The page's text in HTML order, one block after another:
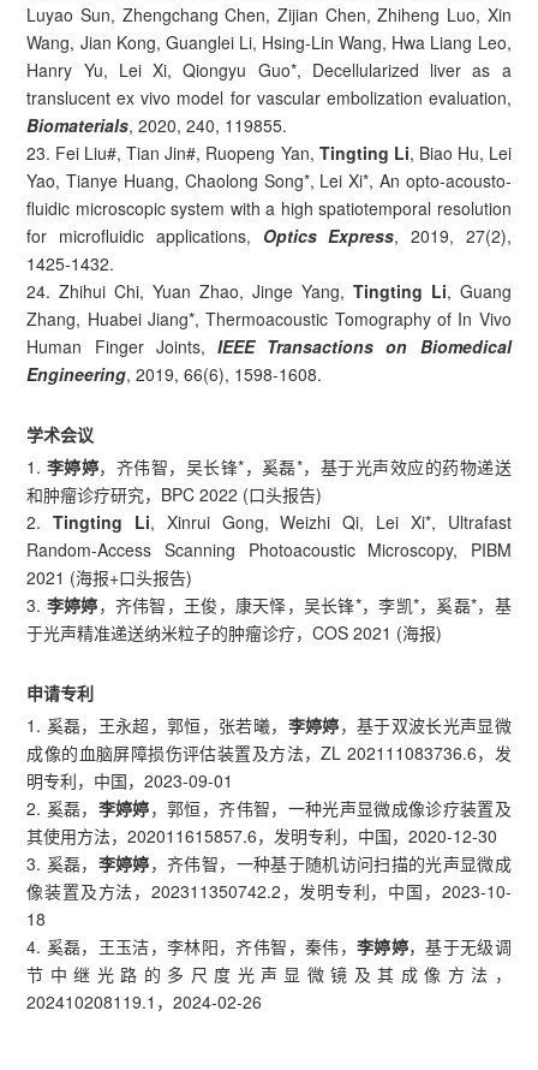
Luyao Sun, Zhengchang Chen, Zijian Chen, Zhiheng Luo, Xin
Wang, Jian Kong, Guanglei Li, Hsing-Lin Wang, Hwa Liang Leo,
Hanry Yu, Lei Xi, Qiongyu Guo*, Decellularized liver as a
translucent ex vivo model for vascular embolization evaluation,
Biomaterials, 2020, 240, 119855.
23. Fei Liu#, Tian Jin#, Ruopeng Yan, Tingting Li, Biao Hu, Lei
Yao, Tianye Huang, Chaolong Song*, Lei Xi*, An opto-acousto-
fluidic microscopic system with a high spatiotemporal resolution
for microfluidic applications, Optics Express, 2019, 27(2),
1425-1432.
24. Zhihui Chi, Yuan Zhao, Jinge Yang, Tingting Li, Guang
Zhang, Huabei Jiang*, Thermoacoustic Tomography of In Vivo
Human Finger Joints, IEEE Transactions on Biomedical
Engineering, 2019, 66(6), 1598-1608.
学术会议
1. 李婷婷，齐伟智，吴长锋*，奚磊*，基于光声效应的药物递送
和肿瘤诊疗研究，BPC 2022 (口头报告)
2.Tingting Li, Xinrui Gong, Weizhi Qi, Lei Xi*, Ultrafast
Random-Access Scanning Photoacoustic Microscopy, PIBM
2021 (海报+口头报告)
3. 李婷婷，齐伟智，王俊，康天怿，吴长锋*，李凯*，奚磊*，基
于光声精准递送纳米粒子的肿瘤诊疗，COS 2021 (海报)
申请专利
1. 奚磊，王永超，郭恒，张若曦， 李婷婷，基于双波长光声显微
成像的血脑屏障损伤评估装置及方法，ZL 202111083736.6，发
明专利，中国，2023-09-01
2. 奚磊， 李婷婷，郭恒，齐伟智，一种光声显微成像诊疗装置及
其使用方法，202011615857.6，发明专利，中国，2020-12-30
3. 奚磊， 李婷婷，齐伟智，一种基于随机访问扫描的光声显微成
像装置及方法，202311350742.2，发明专利，中国，2023-10-
18
4. 奚磊，王玉洁，李林阳，齐伟智，秦伟， 李婷婷，基于无级调
节中继光路的多尺度光声显微镜及其成像方法，
202410208119.1，2024-02-26